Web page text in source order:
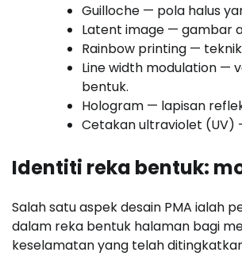
Guilloche — pola halus
Latent image — gambar
Rainbow printing —
Line width modulation —
bentuk.
Hologram — lapisan
Cetakan ultraviolet (UV)
Identiti reka bentuk:
Salah satu aspek desain PMA ialah
dalam reka bentuk halaman bagi
keselamatan yang telah